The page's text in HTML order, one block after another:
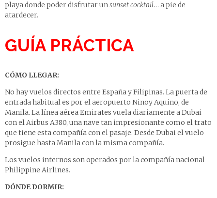
playa donde poder disfrutar unsunset cocktail… a pie de
atardecer.
GUÍA PRÁCTICA
CÓMO LLEGAR:
No hay vuelos directos entre España y Filipinas. La puerta de
entrada habitual es por el aeropuerto Ninoy Aquino, de
Manila. La línea aéreaEmirates vuela diariamente a Dubai
con el Airbus A380, una nave tan impresionante como el trato
que tiene esta compañía con el pasaje. Desde Dubai el vuelo
prosigue hasta Manila con la misma compañía.
Los vuelos internos son operados por la compañía nacional
Philippine Airlines.
DÓNDE DORMIR: